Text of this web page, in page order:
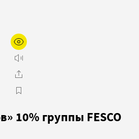
10% группы FESCO